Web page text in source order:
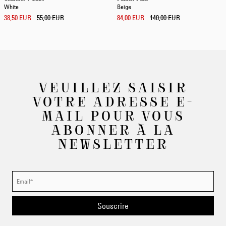
White
38,50 EUR 55,00 EUR
Beige
84,00 EUR 140,00 EUR
VEUILLEZ SAISIR
VOTRE ADRESSE E-
MAIL POUR VOUS
ABONNER À LA
NEWSLETTER
Souscrire